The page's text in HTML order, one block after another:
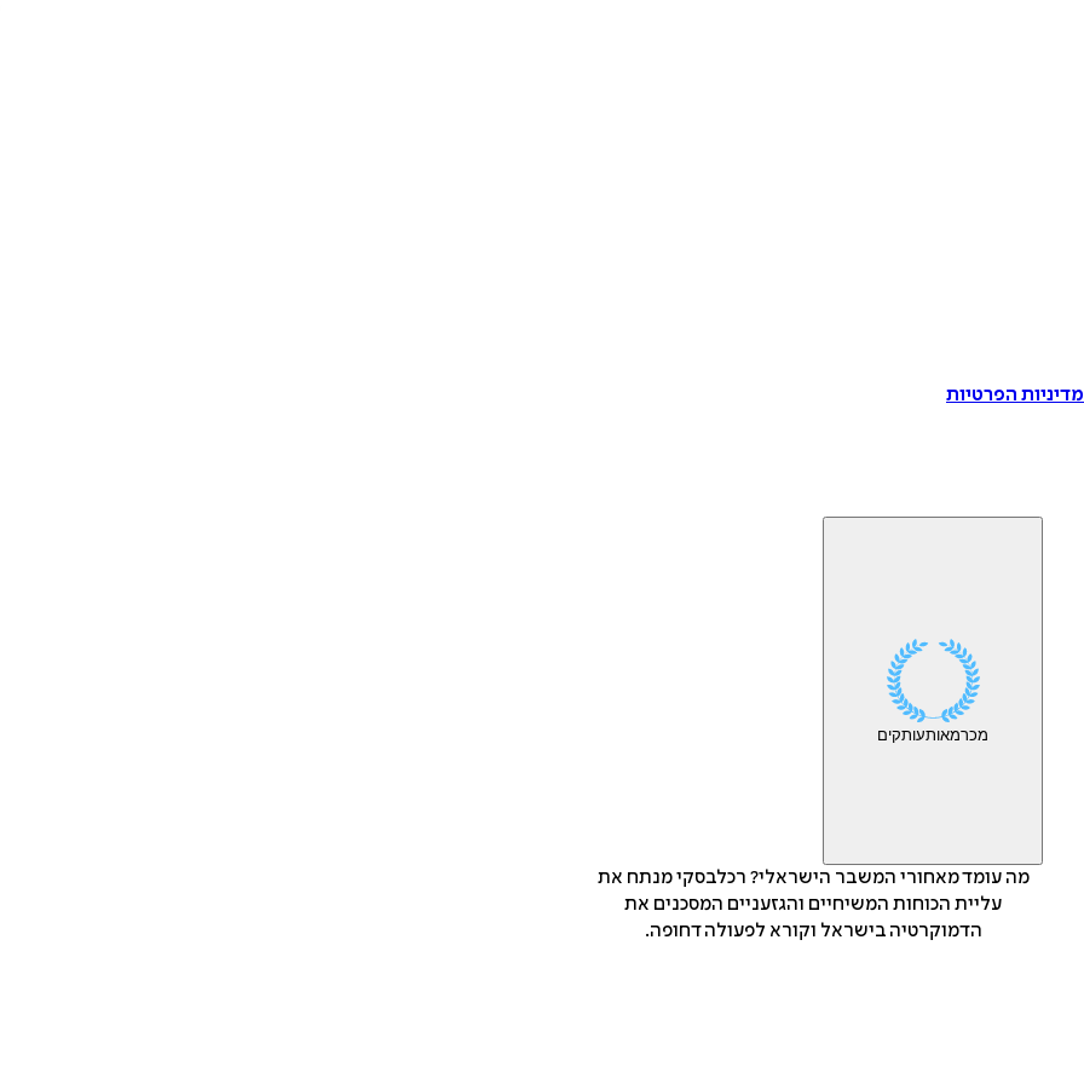
הפרטיות
מכרמאותעותקים
מה עומד מאחורי המשבר הישראלי? רכלבסקי מנתח את
עליית הכוחות המשיחיים והגזעניים המסכנים את
הדמוקרטיה בישראל וקורא לפעולה דחופה.